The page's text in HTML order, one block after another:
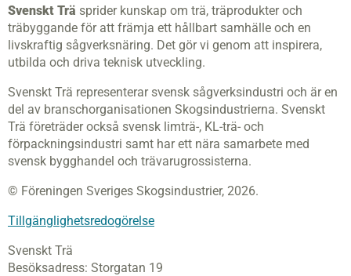
Svenskt Trä sprider kunskap om trä, träprodukter och
träbyggande för att främja ett hållbart samhälle och en
livskraftig sågverksnäring. Det gör vi genom att inspirera,
utbilda och driva teknisk utveckling.
Svenskt Trä representerar svensk sågverksindustri och är en
del av branschorganisationen Skogsindustrierna. Svenskt
Trä företräder också svensk limträ-, KL-trä- och
förpackningsindustri samt har ett nära samarbete med
svensk bygghandel och trävarugrossisterna.
© Föreningen Sveriges Skogsindustrier, 2026.
Tillgänglighetsredogörelse
Svenskt Trä
Besöksadress: Storgatan 19